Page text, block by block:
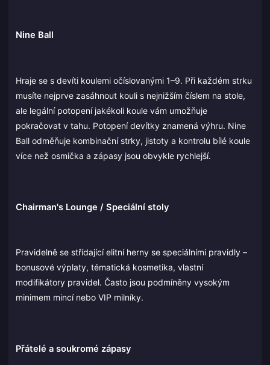
Nine Ball
Hraje se s devíti koulemi očíslovanými 1–9. Při každém strku
musíte nejprve zasáhnout kouli s nejnižším číslem na stole,
ale legální potopení jakékoli koule vám umožňuje
pokračovat v tahu. Potopení devítky znamená výhru. Nine
Ball odměňuje kombinační strky, jistoty a kontrolu bílé koule
více než osmička a zápasy jsou obvykle rychlejší.
Chairman's Lounge / Speciální stoly
Pravidelně se střídající elitní herny se speciálními pravidly –
bonusové výplaty, tématická kosmetika, vlastní
modifikátory pravidel. Často jsou podmíněny vysokým
minimem mincí nebo VIP milníky.
Přátelé a soukromé zápasy